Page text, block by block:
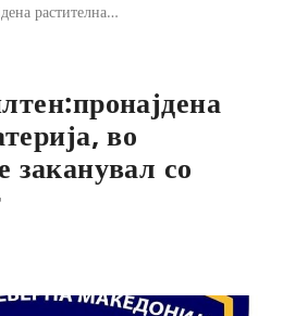
растителна…
во
заканувал со